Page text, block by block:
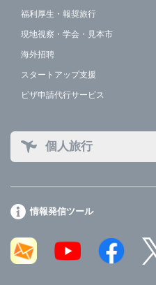
福利厚生・報奨旅行
現地視察・学会・見本市
海外招聘
スタートアップ支援
ビザ申請代行サービス
個人旅行
情報発信ツール